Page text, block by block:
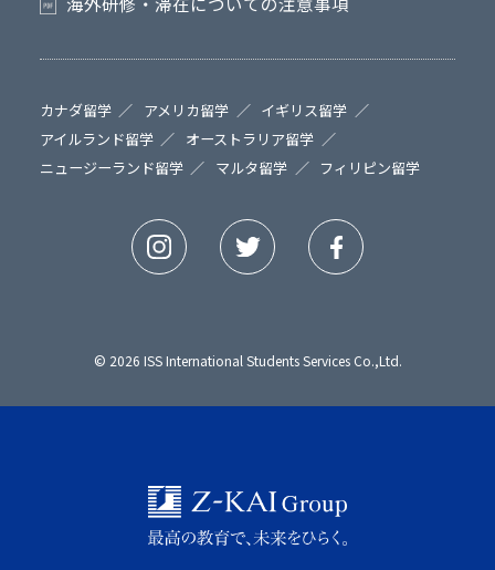
カナダ留学 アメリカ留学
イギリス留学
アイルランド留学
オーストラリア留学
ニュージーランド留学
マルタ留学 フィリピン留学
© 2026 ISS International Students Services Co.,Ltd.